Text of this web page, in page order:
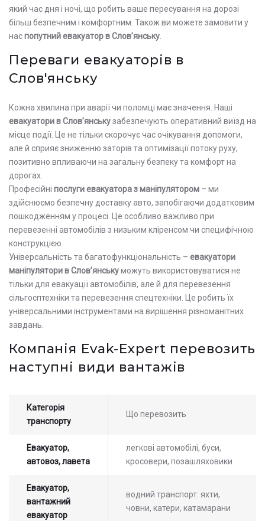
який час дня і ночі, що робить ваше пересування на дорозі
більш безпечним і комфортним. Також ви можете замовити у
наспопутний евакуатор в Слов’янську
Переваги евакуаторів в
Слов'янську
Кожна хвилина при аварії чи поломці має значення. Наші
евакуатори в Слов’янськузабезпечують оперативний виїзд на
місце події. Це не тільки скорочує час очікування допомоги,
але й сприяє зниженню заторів та оптимізації потоку руху,
позитивно впливаючи на загальну безпеку та комфорт на
дорогах.
Професійні послуги евакуатора з маніпулятором – ми
здійснюємо безпечну доставку авто, запобігаючи додатковим
пошкодженням у процесі. Це особливо важливо при
перевезенні автомобілів з низьким кліренсом чи специфічною
конструкцією.
Універсальність та багатофункціональність – евакуатори
маніпулятори в Слов’янськуможуть використовуватися не
тільки для евакуації автомобілів, але й для перевезення
сільгосптехніки та перевезення спецтехніки. Це робить їх
універсальними інструментами на вирішення різноманітних
завдань.
Компанія Evak-Expert перевозить
наступні види вантажів
Категорія
транспорту
Що перевозить
Евакуатор,
автовоз, лавета
легкові автомобілі, буси,
кросовери, позашляховики
Евакуатор,
вантажний
евакуатор
водний транспорт: яхти,
човни, катери, катамарани